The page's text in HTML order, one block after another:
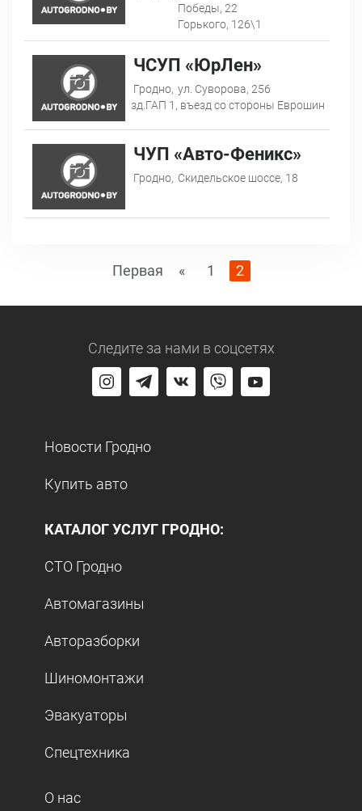
Победы, 22
Горького, 126\1
ЧСУП «ЮрЛен»
Гродно, ул. Суворова, 256
зд.ГАП 1, въезд со стороны Еврошин
ЧУП «Авто-Феникс»
Гродно, Скидельское шоссе, 18
Первая « 1 2
Следите за нами в соцсетях
Новости Гродно
Купить авто
КАТАЛОГ УСЛУГ ГРОДНО:
СТО Гродно
Автомагазины
Авторазборки
Шиномонтажи
Эвакуаторы
Спецтехника
О нас